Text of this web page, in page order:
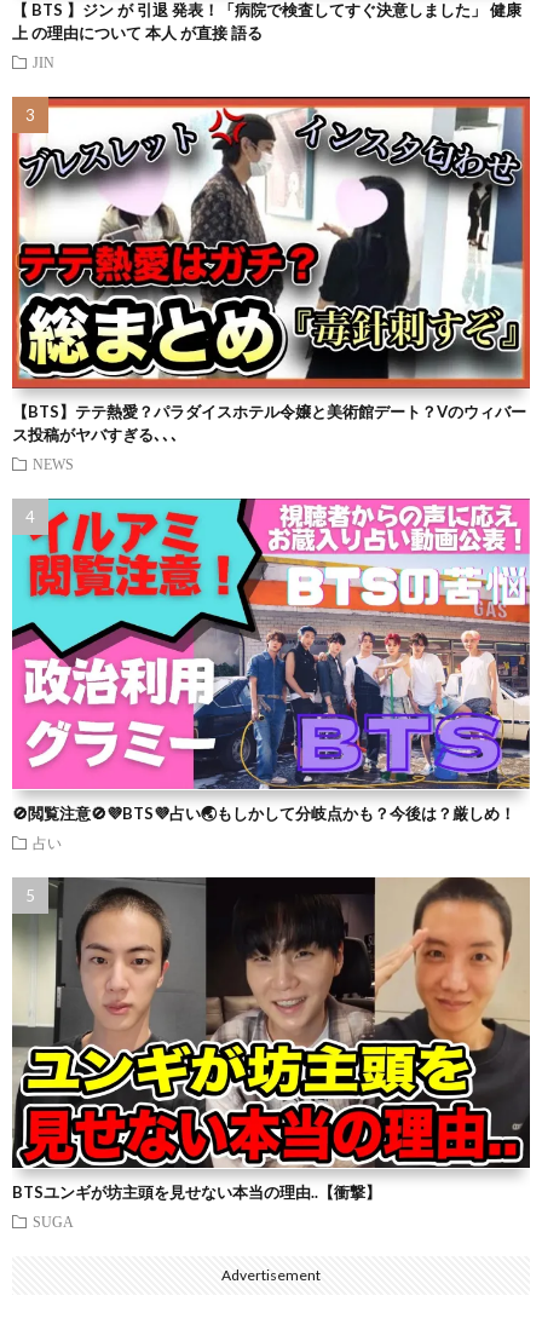
【 BTS 】ジン が 引退 発表！「病院で検査してすぐ決意しました」 健康
上 の理由について 本人 が直接 語る
JIN
【BTS】テテ熱愛？パラダイスホテル令嬢と美術館デート？Vのウィバー
ス投稿がヤバすぎる､､､
NEWS
🚫閲覧注意🚫💜BTS💜占い🌏もしかして分岐点かも？今後は？厳しめ！
占い
BTSユンギが坊主頭を見せない本当の理由..【衝撃】
SUGA
Advertisement